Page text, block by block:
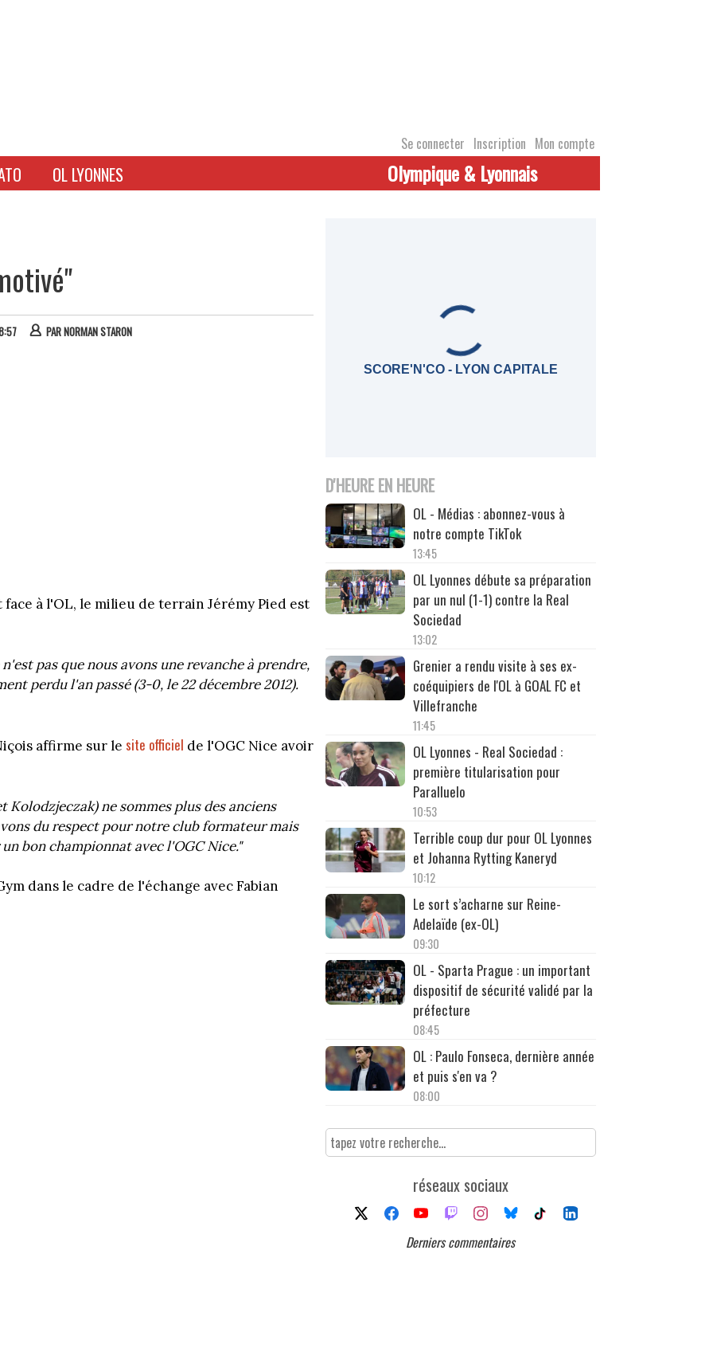
Se connecter Inscription Mon compte
OL LYONNES Olympique & Lyonnais
PARNORMAN STARON
à l'OL, le milieu de terrain Jérémy Pied est
pas que nous avons une revanche à prendre,
perdu l'an passé (3-0, le 22 décembre 2012).
affirme sur le site officiel de l'OGC Nice avoir
ne sommes plus des anciens
du respect pour notre club formateur mais
bon championnat avec l'OGC Nice."
dans le cadre de l'échange avec Fabian
SCORE'N'CO - LYON CAPITALE
D'HEURE EN HEURE
OL - Médias : abonnez-vous à
notre compte TikTok
13:45
OL Lyonnes débute sa préparation
par un nul (1-1) contre la Real
Sociedad
13:02
Grenier a rendu visite à ses ex-
coéquipiers de l'OL à GOAL FC et
Villefranche
11:45
OL Lyonnes - Real Sociedad :
première titularisation pour
Paralluelo
10:53
Terrible coup dur pour OL Lyonnes
et Johanna Rytting Kaneryd
10:12
Le sort s’acharne sur Reine-
Adelaïde (ex-OL)
09:30
OL - Sparta Prague : un important
dispositif de sécurité validé par la
préfecture
08:45
OL : Paulo Fonseca, dernière année
et puis s'en va ?
08:00
réseaux sociaux
Derniers commentaires